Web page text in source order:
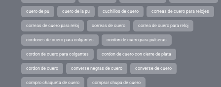
cuero de pu cuero de la pu cuchillos de cuero correas de cuero para relojes
correas de cuero para reloj correas de cuero correa de cuero para reloj
cordones de cuero para colgantes cordon de cuero para pulseras
cordon de cuero para colgantes cordon de cuero con cierre de plata
cordon de cuero converse negras de cuero converse de cuero
compro chaqueta de cuero comprar chupa de cuero